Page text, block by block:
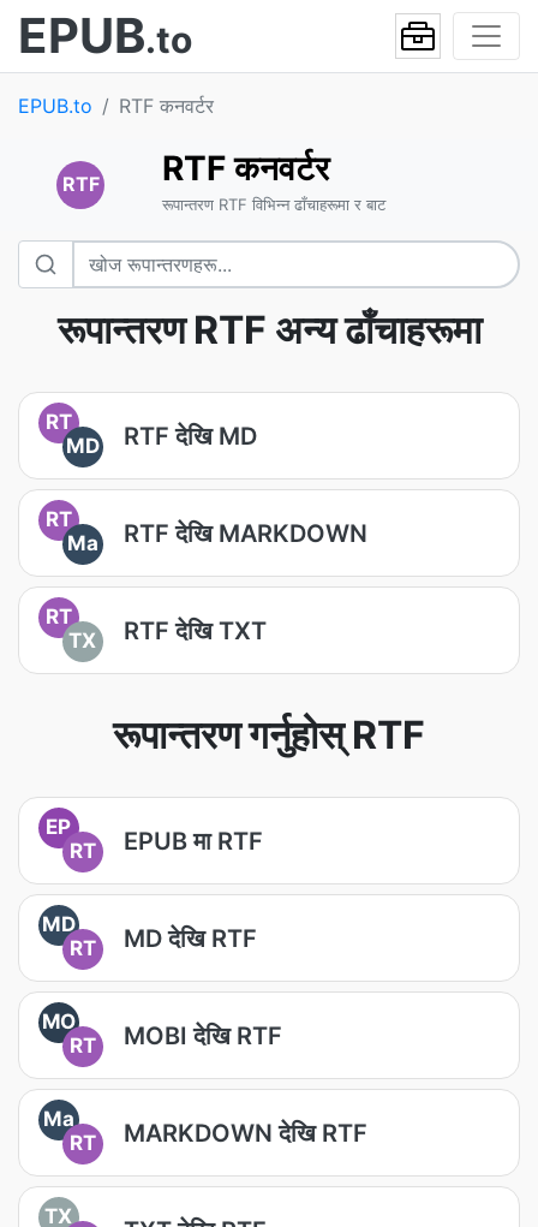
EPUB.to
EPUB.to RTF कनवर्टर
RTF RTF कनवर्टर
रूपान्तरण RTF विभिन्न ढाँचाहरूमा र बाट
रूपान्तरण RTF अन्य ढाँचाहरूमा
RT
MD
RTF देखि MD
RT
Ma
RTF देखि MARKDOWN
RT
TX
RTF देखि TXT
रूपान्तरण गर्नुहोस् RTF
EP
RT
EPUB मा RTF
MD
RT
MD देखि RTF
MO
RT
MOBI देखि RTF
Ma
RT
MARKDOWN देखि RTF
TX